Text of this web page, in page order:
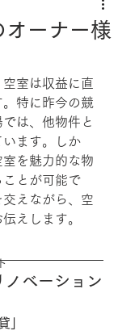
オーナー様
室は収益に直
特に昨今の競
は、他物件と
います。しか
を魅力的な物
とが可能で
えながら、空
えします。
ベーション
」